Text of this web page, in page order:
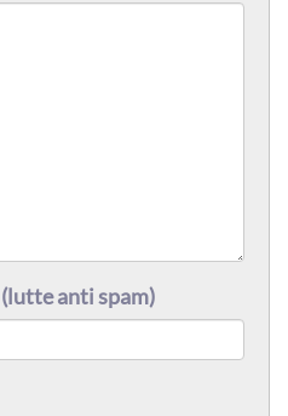
(lutte anti spam)